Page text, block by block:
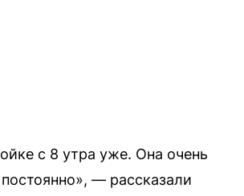
с 8 утра уже. Она очень
— рассказали